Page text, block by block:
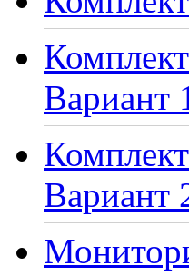
Вариант
Вариант